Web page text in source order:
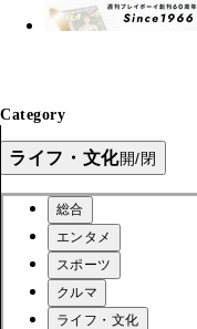
Category
ライフ・文化開/閉
総合
エンタメ
スポーツ
クルマ
ライフ・文化